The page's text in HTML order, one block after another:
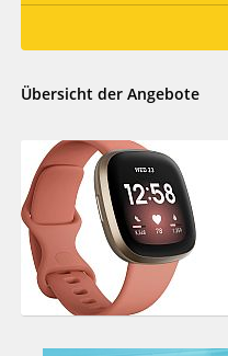
Übersicht der Angebote